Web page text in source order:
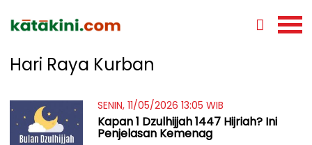
Hari Raya Kurban
SENIN, 11/05/2026 13:05 WIB
Kapan 1 Dzulhijjah 1447 Hijriah? Ini
Penjelasan Kemenag